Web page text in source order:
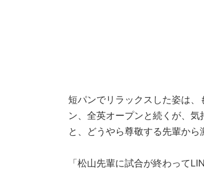
短パンでリラックスした姿は
ン、全英オープンと続くが、
と、どうやら尊敬する先輩から
「松山先輩に試合が終わって